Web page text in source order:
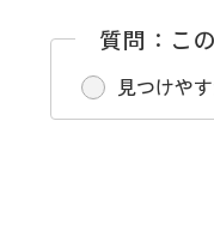
質問：こ
見つけや